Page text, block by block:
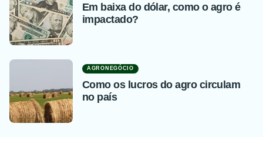
Em baixa do dólar, como o agro é
impactado?
AGRONEGÓCIO
Como os lucros do agro circulam
no país